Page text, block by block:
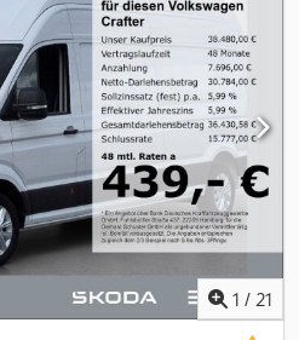
Sie auf unserer Homepage,
ohne Anzahlung
d.h. Zusatzarbeiten
zweiter Reifensatz, Kundendienst,
werden zusätzlich
sind Inseratsfehler nicht
Gewähr! Eingabefehler,
Ausstattungs- und
auf der Abfrage der VIN-Daten über
VIN-Angaben werden nicht
Neuwägen: Aufgrund
kann es sein, dass diese
bekommen haben
1 / 21